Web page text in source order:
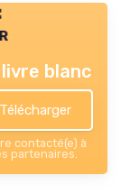
blanc
contacté(e) à
partenaires.